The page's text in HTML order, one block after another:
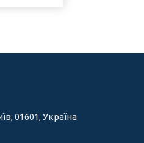
01601, Україна